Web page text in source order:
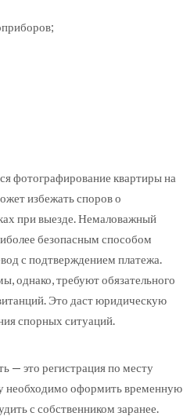
фотографирование квартиры на
избежать споров о
при выезде. Немаловажный
безопасным способом
с подтверждением платежа.
однако, требуют обязательного
Это даст юридическую
спорных ситуаций.
— это регистрация по месту
необходимо оформить временную
с собственником заранее.